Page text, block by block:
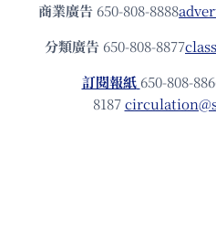
商業廣告 650-808-8888
分類廣告 650-808-8877
訂閱報紙 650-808-
8187